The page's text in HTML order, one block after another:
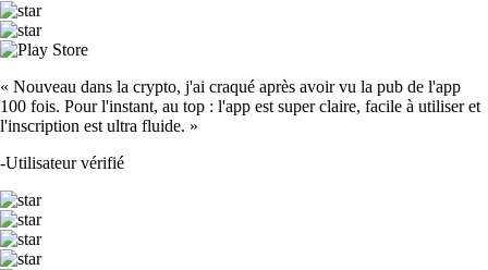
« Nouveau dans la crypto, j'ai craqué après avoir vu la pub de l'app
100 fois. Pour l'instant, au top : l'app est super claire, facile à utiliser et
l'inscription est ultra fluide. »
-Utilisateur vérifié